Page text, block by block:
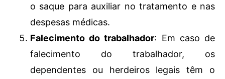
o saque para auxiliar no tratamento e nas
despesas médicas.
Falecimento do trabalhador: Em caso de
falecimento do trabalhador, os
dependentes ou herdeiros legais têm o